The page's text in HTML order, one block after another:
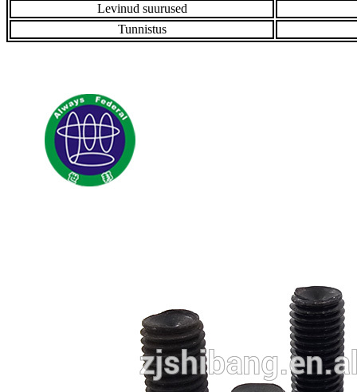
Levinud suurused
Tunnistus